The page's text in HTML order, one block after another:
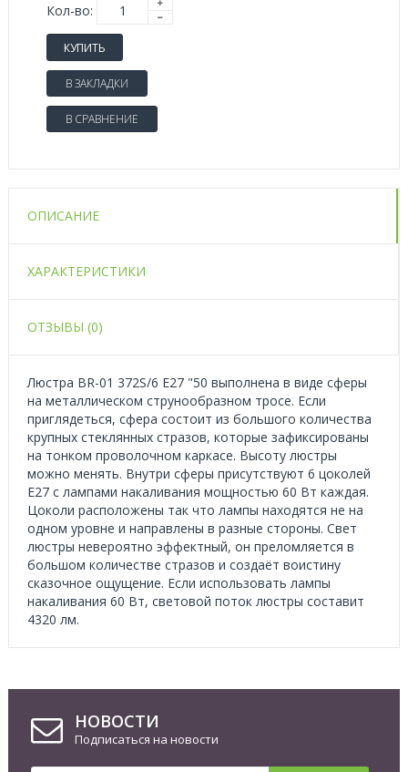
Кол-во:
КУПИТЬ
В ЗАКЛАДКИ
В СРАВНЕНИЕ
ОПИСАНИЕ
ХАРАКТЕРИСТИКИ
ОТЗЫВЫ (0)
Люстра BR-01 372S/6 E27 "50 выполнена в виде сферы
на металлическом струнообразном тросе. Если
приглядеться, сфера состоит из большого количества
крупных стеклянных стразов, которые зафиксированы
на тонком проволочном каркасе. Высоту люстры
можно менять. Внутри сферы присутствуют 6 цоколей
E27 с лампами накаливания мощностью 60 Вт каждая.
Цоколи расположены так что лампы находятся не на
одном уровне и направлены в разные стороны. Свет
люстры невероятно эффектный, он преломляется в
большом количестве стразов и создаёт воистину
сказочное ощущение. Если использовать лампы
накаливания 60 Вт, световой поток люстры составит
4320 лм.
НОВОСТИ
Подписаться на новости